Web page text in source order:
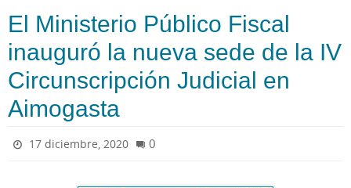
El Ministerio Público Fiscal
inauguró la nueva sede de la IV
Circunscripción Judicial en
Aimogasta
17 diciembre, 2020 0